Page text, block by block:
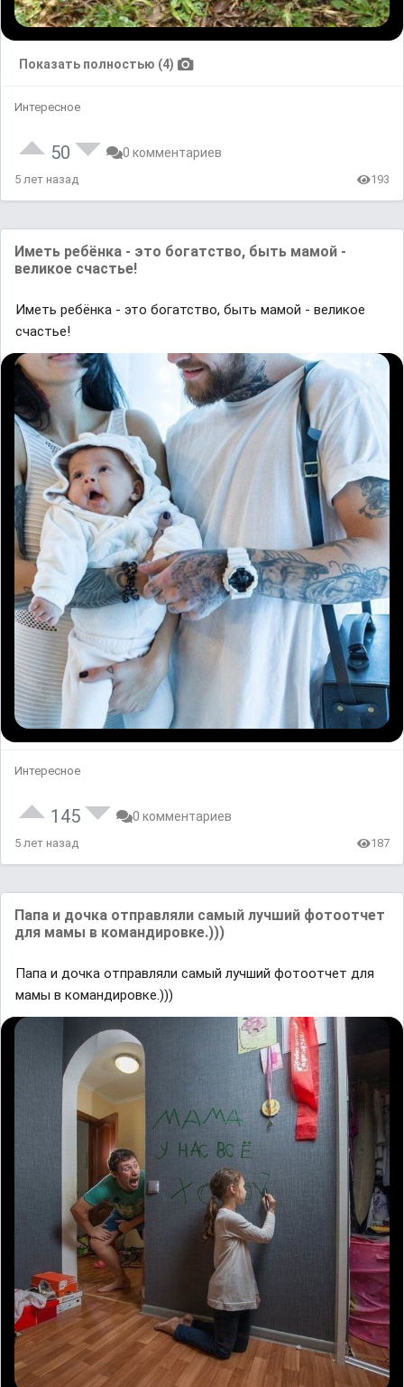
Показать полностью (4)
Интересное
50 0 комментариев
5 лет назад 193
Иметь ребёнка - это богатство, быть мамой -
великое счастье!
Иметь ребёнка - это богатство, быть мамой - великое
счастье!
Интересное
145 0 комментариев
5 лет назад 187
Папа и дочка отправляли самый лучший фотоотчет
для мамы в командировке.)))
Папа и дочка отправляли самый лучший фотоотчет для
мамы в командировке.)))